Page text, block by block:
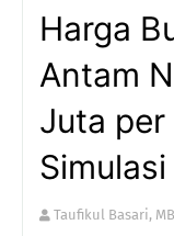
Harga
Antam
Juta per
Taufikul Basari,